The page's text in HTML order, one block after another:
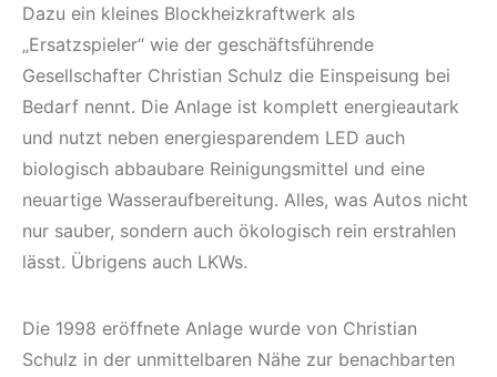
Dazu ein kleines Blockheizkraftwerk als
„Ersatzspieler“ wie der geschäftsführende
Gesellschafter Christian Schulz die Einspeisung bei
Bedarf nennt. Die Anlage ist komplett energieautark
und nutzt neben energiesparendem LED auch
biologisch abbaubare Reinigungsmittel und eine
neuartige Wasseraufbereitung. Alles, was Autos nicht
nur sauber, sondern auch ökologisch rein erstrahlen
lässt. Übrigens auch LKWs.
Die 1998 eröffnete Anlage wurde von Christian
Schulz in der unmittelbaren Nähe zur benachbarten